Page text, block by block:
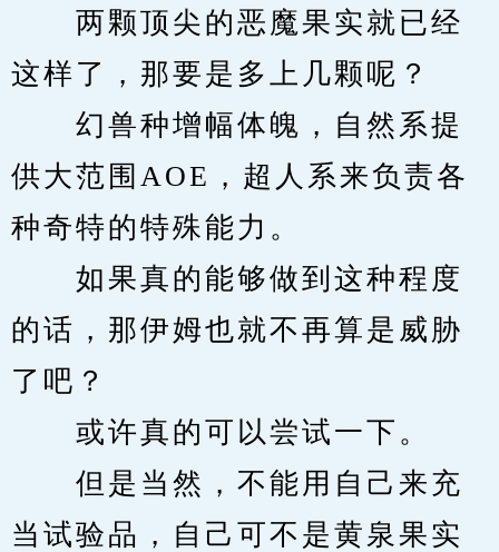
两颗顶尖的恶魔果实就已经
这样了，那要是多上几颗呢？
幻兽种增幅体魄，自然系提
供大范围AOE，超人系来负责各
种奇特的特殊能力。
如果真的能够做到这种程度
的话，那伊姆也就不再算是威胁
了吧？
或许真的可以尝试一下。
但是当然，不能用自己来充
当试验品，自己可不是黄泉果实